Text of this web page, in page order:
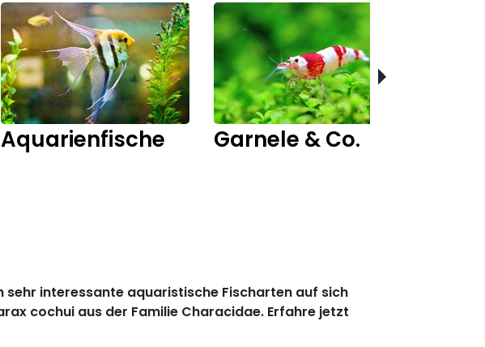
Aquarienfische Garnele & Co.
sehr interessante aquaristische Fischarten auf sich
cochui aus der Familie Characidae. Erfahre jetzt